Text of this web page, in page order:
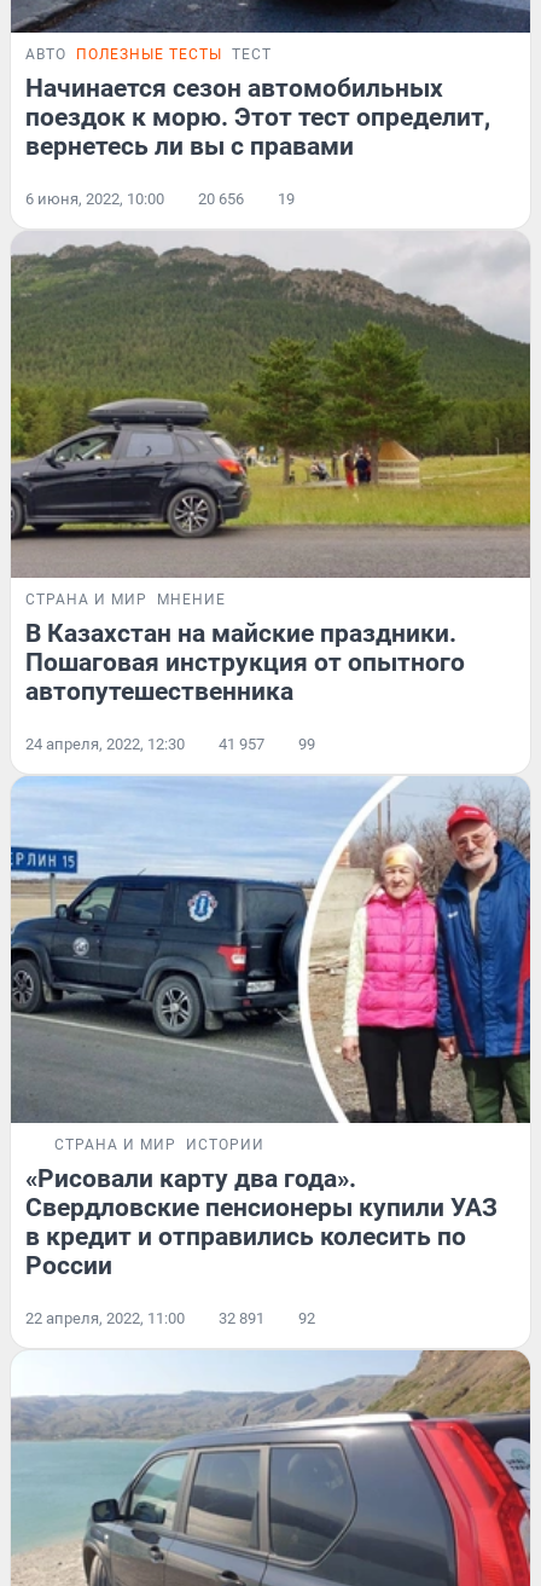
АВТО ПОЛЕЗНЫЕ ТЕСТЫ ТЕСТ
Начинается сезон автомобильных
поездок к морю. Этот тест определит,
вернетесь ли вы с правами
6 июня, 2022, 10:00 20 656 19
СТРАНА И МИР МНЕНИЕ
В Казахстан на майские праздники.
Пошаговая инструкция от опытного
автопутешественника
24 апреля, 2022, 12:30 41 957 99
СТРАНА И МИР ИСТОРИИ
«Рисовали карту два года».
Свердловские пенсионеры купили УАЗ
в кредит и отправились колесить по
России
22 апреля, 2022, 11:00 32 891 92